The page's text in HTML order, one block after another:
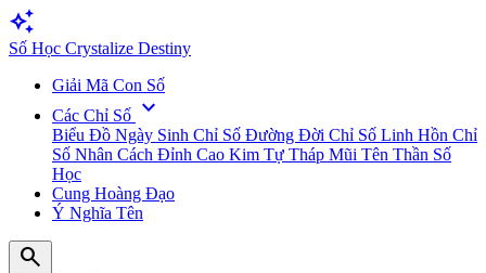
auto_awesome
Số Học Crystalize Destiny
Giải Mã Con Số
Các Chỉ Số expand_more
Biểu Đồ Ngày Sinh Chỉ Số Đường Đời Chỉ Số Linh Hồn Chỉ
Số Nhân Cách Đỉnh Cao Kim Tự Tháp Mũi Tên Thần Số
Học
Cung Hoàng Đạo
Ý Nghĩa Tên
search